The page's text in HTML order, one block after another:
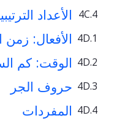
4C.4 الأعداد
4D.1 الأفعال: زمن
4D.2 الوقت: كم
4D.3 حروف الجر
4D.4 المفردات